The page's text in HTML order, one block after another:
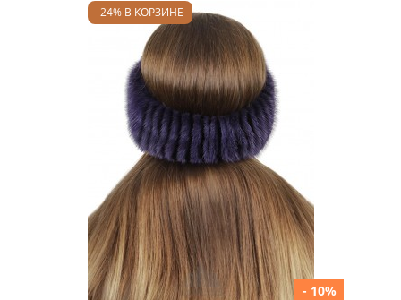
-24% В КОРЗИНЕ
- 10%